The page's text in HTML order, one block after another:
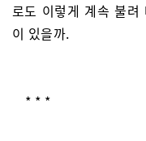
로도 이렇게 계속 불려
이 있을까.
* * *